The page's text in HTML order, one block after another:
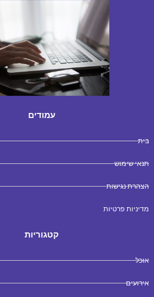
עמודים
בית
תנאי שימוש
הצהרת נגישות
מדיניות פרטיות
קטגוריות
אוכל
אירועים